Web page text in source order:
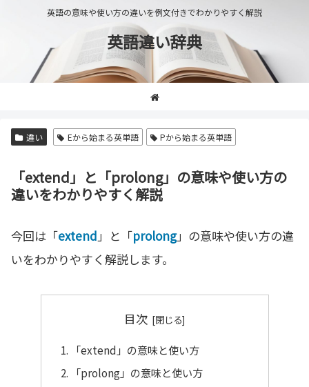
英語の意味や使い方の違いを例文付きでわかりやすく解説
英語違い辞典
違い Eから始まる英単語 Pから始まる英単語
「extend」と「prolong」の意味や使い方の
違いをわかりやすく解説
今回は「extend」と「prolong」の意味や使い方の違
いをわかりやすく解説します。
目次
「extend」の意味と使い方
「prolong」の意味と使い方